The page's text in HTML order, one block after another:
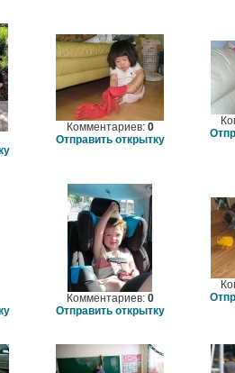
Комментариев: 0
Отправить открытку
Комментариев: 0
Отправить открытку